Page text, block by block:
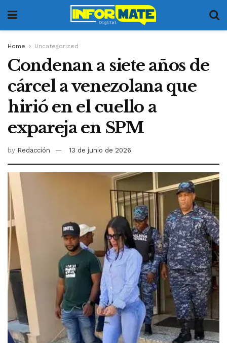
Home Uncategorized
Condenan a siete años de
cárcel a venezolana que
hirió en el cuello a
expareja en SPM
by Redacción 13 de junio de 2026